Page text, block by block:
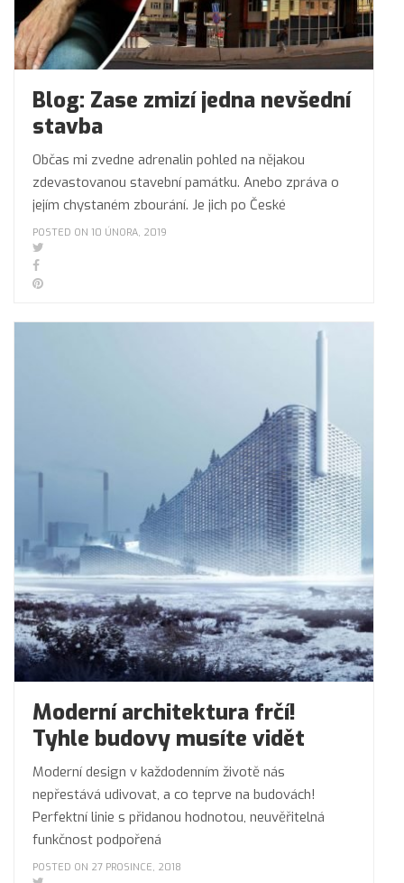
Blog: Zase zmizí jedna nevšední
stavba
Občas mi zvedne adrenalin pohled na nějakou
zdevastovanou stavební památku. Anebo zpráva o
jejím chystaném zbourání. Je jich po České
POSTED ON 10 ÚNORA, 2019
Moderní architektura frčí!
Tyhle budovy musíte vidět
Moderní design v každodenním životě nás
nepřestává udivovat, a co teprve na budovách!
Perfektní linie s přidanou hodnotou, neuvěřitelná
funkčnost podpořená
POSTED ON 27 PROSINCE, 2018